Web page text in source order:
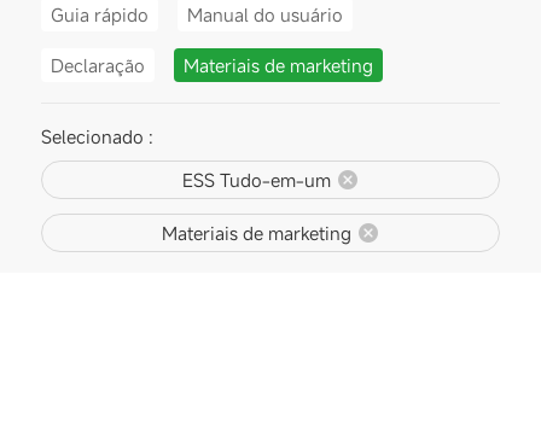
Guia rápido Manual do usuário
Declaração Materiais de marketing
Selecionado :
ESS Tudo-em-um
Materiais de marketing